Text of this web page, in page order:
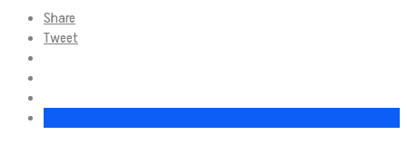
Share
Tweet